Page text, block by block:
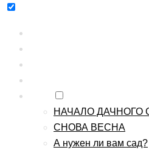
НАЧАЛО ДАЧНОГО
СНОВА ВЕСНА
А нужен ли вам сад?